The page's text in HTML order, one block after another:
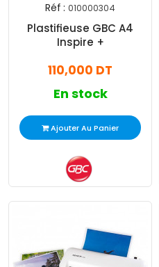
Réf : 010000304
Plastifieuse GBC A4
Inspire +
110,000 DT
En stock
Ajouter Au Panier